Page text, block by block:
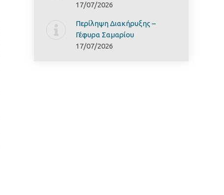
17/07/2026
Περίληψη Διακήρυξης –
Γέφυρα Σαμαρίoυ
17/07/2026